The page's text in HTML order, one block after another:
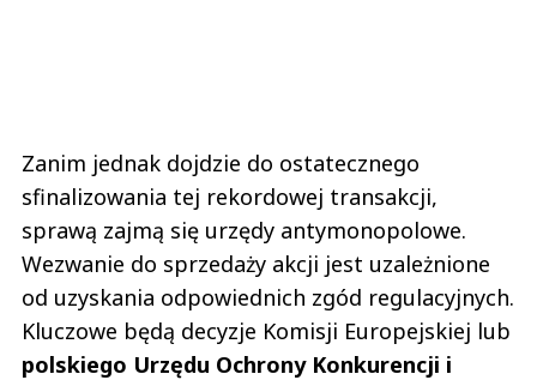
Zanim jednak dojdzie do ostatecznego
sfinalizowania tej rekordowej transakcji,
sprawą zajmą się urzędy antymonopolowe.
Wezwanie do sprzedaży akcji jest uzależnione
od uzyskania odpowiednich zgód regulacyjnych.
Kluczowe będą decyzje Komisji Europejskiej lub
polskiego Urzędu Ochrony Konkurencji i